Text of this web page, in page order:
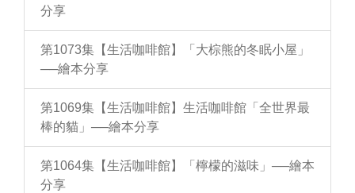
分享
第1073集【生活咖啡館】「大棕熊的冬眠小屋」
──繪本分享
第1069集【生活咖啡館】生活咖啡館「全世界最
棒的貓」──繪本分享
第1064集【生活咖啡館】「檸檬的滋味」──繪本
分享